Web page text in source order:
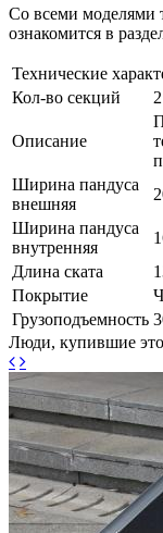
Со всеми моделями
ознакомится в
Технические
Кол-во секций
2
Описание
Ширина пандуса
внешняя
Ширина пандуса
внутренняя
Длина ската
Покрытие
Грузоподъемность
Люди, купившие